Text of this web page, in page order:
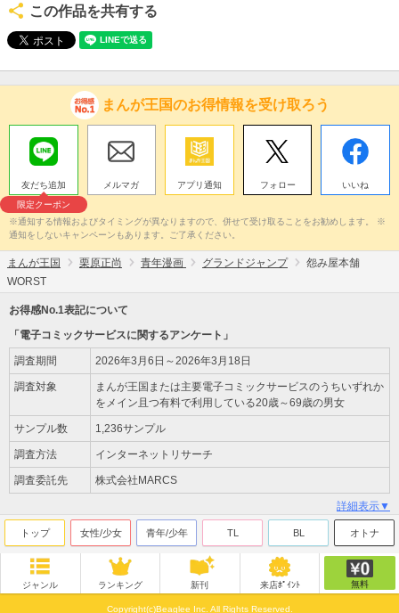
この作品を共有する
まんが王国のお得情報を受け取ろう
友だち追加
限定クーポン
メルマガ アプリ通知 フォロー いいね
※通知する情報およびタイミングが異なりますので、併せて受け取ることをお勧めします。 ※
通知をしないキャンペーンもあります。ご了承ください。
まんが王国 栗原正尚 青年漫画 グランドジャンプ
怨み屋本舗
WORST
お得感No.1表記について
「電子コミックサービスに関するアンケート」
調査期間 2026年3月6日～2026年3月18日
調査対象
まんが王国または主要電子コミックサービスのうちいずれか
をメイン且つ有料で利用している20歳～69歳の男女
サンプル数 1,236サンプル
調査方法 インターネットリサーチ
調査委託先 株式会社MARCS
詳細表示▼
トップ 女性/少女 青年/少年 TL BL オトナ
ジャンル ランキング 新刊 来店ﾎﾟｲﾝﾄ 無料
Copyright(c)Beaglee Inc. All Rights Reserved.